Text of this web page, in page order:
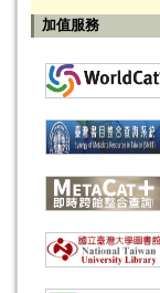
加值服務